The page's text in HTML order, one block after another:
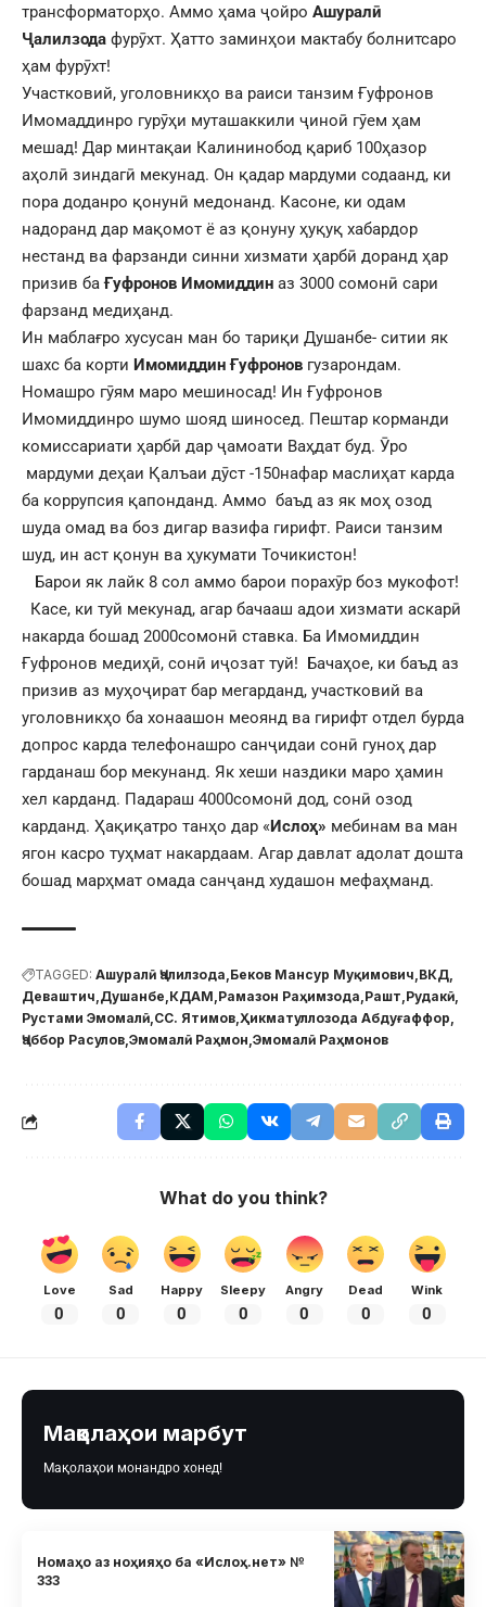
трансформаторҳо. Аммо ҳама ҷойро Ашуралӣ
Ҷалилзода фурӯхт. Ҳатто заминҳои мактабу болнитсаро
ҳам фурӯхт!
Участковий, уголовникҳо ва раиси танзим Ғуфронов
Имомаддинро гурӯҳи муташаккили ҷиноӣ гӯем ҳам
мешад! Дар минтақаи Калининобод қариб 100ҳазор
аҳолӣ зиндагӣ мекунад. Он қадар мардуми содаанд, ки
пора доданро қонунӣ медонанд. Касоне, ки одам
надоранд дар мақомот ё аз қонуну ҳуқуқ хабардор
нестанд ва фарзанди синни хизмати ҳарбӣ доранд ҳар
призив баҒуфронов Имомиддин аз 3000 сомонӣ сари
фарзанд медиҳанд.
Ин маблағро хусусан ман бо тариқи Душанбе- ситии як
шахс ба корти Имомиддин Ғуфронов гузарондам.
Номашро гӯям маро мешиносад! Ин Ғуфронов
Имомиддинро шумо шояд шиносед. Пештар корманди
комиссариати ҳарбӣ дар ҷамоати Ваҳдат буд. Ӯро
мардуми деҳаи Қалъаи дӯст -150нафар маслиҳат карда
ба коррупсия қапонданд. Аммо баъд аз як моҳ озод
шуда омад ва боз дигар вазифа гирифт. Раиси танзим
шуд, ин аст қонун ва ҳукумати Точикистон!
Барои як лайк 8 сол аммо барои порахӯр боз мукофот!
Касе, ки туй мекунад, агар бачааш адои хизмати аскарӣ
накарда бошад 2000сомонӣ ставка. Ба Имомиддин
Ғуфронов медиҳӣ, сонӣ иҷозат туй! Бачаҳое, ки баъд аз
призив аз муҳоҷират бар мегарданд, участковий ва
уголовникҳо ба хонаашон меоянд ва гирифт отдел бурда
допрос карда телефонашро санҷидаи сонӣ гуноҳ дар
гарданаш бор мекунанд. Як хеши наздики маро ҳамин
хел карданд. Падараш 4000сомонӣ дод, сонӣ озод
карданд. Ҳақиқатро танҳо дар « Ислоҳ» мебинам ва ман
ягон касро туҳмат накардаам. Агар давлат адолат дошта
бошад марҳмат омада санҷанд худашон мефаҳманд.
TAGGED: Ашуралӣ Ҷалилзода Беков Мансур Муқимович ВКД
Деваштич Душанбе КДАМ Рамазон Раҳимзода Рашт Рудакӣ
Рустами Эмомалӣ СС. Ятимов Ҳикматуллозода Абдуғаффор
Ҷаббор Расулов Эмомалӣ Раҳмон Эмомалӣ Раҳмонов
What do you think?
Love
0
Sad
0
Happy
0
Sleepy
0
Angry
0
Dead
0
Wink
0
Мақолаҳои марбут
Мақолаҳои монандро хонед!
Номаҳо аз ноҳияҳо ба «Ислоҳ.нет» №
333